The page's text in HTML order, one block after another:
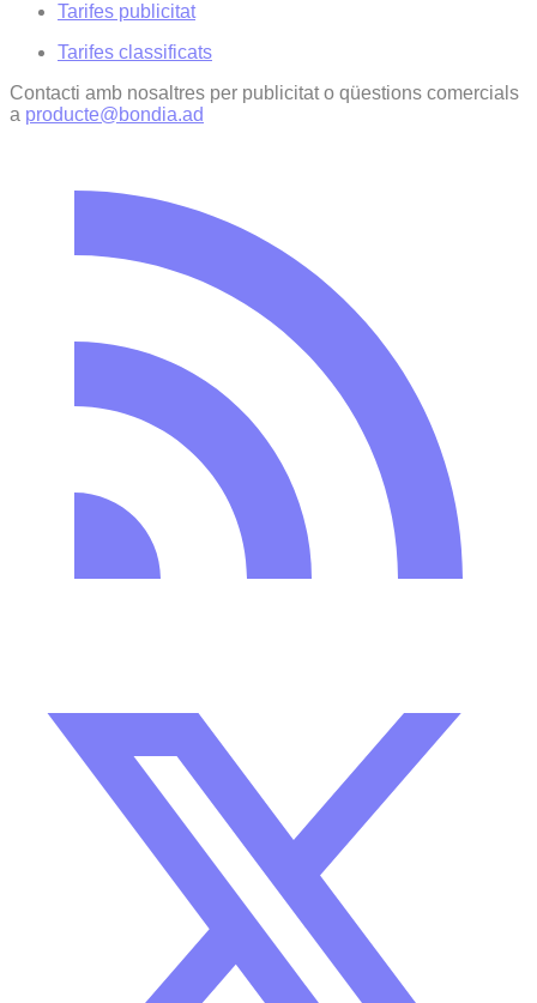
Tarifes publicitat
Tarifes classificats
Contacti amb nosaltres per publicitat o qüestions comercials
a producte@bondia.ad